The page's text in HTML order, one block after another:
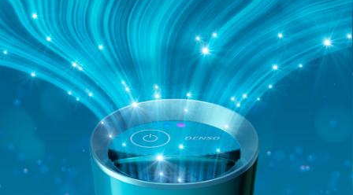
#物流の未来を考える
#クルマの一部をつくる仕事
#ロボットと人の関係性はどうなっていく？
#デザイナーの1日
#カーボンニュートラルを現実に